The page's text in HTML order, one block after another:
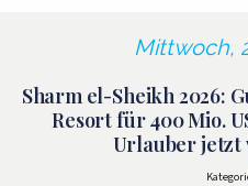
Mittwoch,
Sharm el-Sheikh 2026:
Resort für 400 Mio.
Urlauber jetzt